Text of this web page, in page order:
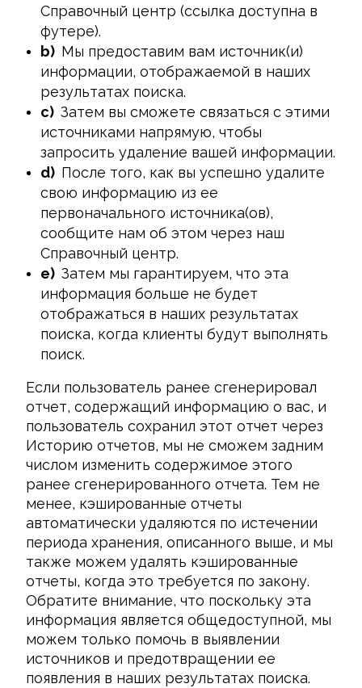
Справочный центр (ссылка доступна в
футере).
b) Мы предоставим вам источник(и)
информации, отображаемой в наших
результатах поиска.
c) Затем вы сможете связаться с этими
источниками напрямую, чтобы
запросить удаление вашей информации.
d) После того, как вы успешно удалите
свою информацию из ее
первоначального источника(ов),
сообщите нам об этом через наш
Справочный центр.
e) Затем мы гарантируем, что эта
информация больше не будет
отображаться в наших результатах
поиска, когда клиенты будут выполнять
поиск.
Если пользователь ранее сгенерировал
отчет, содержащий информацию о вас, и
пользователь сохранил этот отчет через
Историю отчетов, мы не сможем задним
числом изменить содержимое этого
ранее сгенерированного отчета. Тем не
менее, кэшированные отчеты
автоматически удаляются по истечении
периода хранения, описанного выше, и мы
также можем удалять кэшированные
отчеты, когда это требуется по закону.
Обратите внимание, что поскольку эта
информация является общедоступной, мы
можем только помочь в выявлении
источников и предотвращении ее
появления в наших результатах поиска.